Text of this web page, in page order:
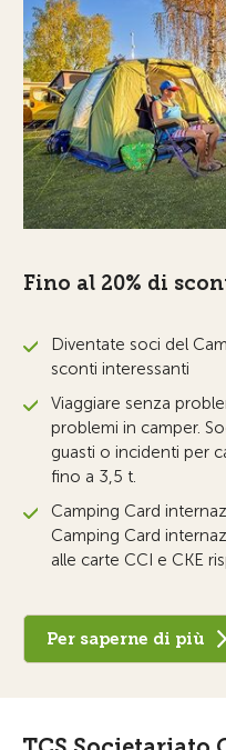
Fino al 20% di
Diventate soci del
sconti interessanti
Viaggiare senza
problemi in camper.
guasti o incidenti per
fino a 3,5 t.
Camping Card
Camping Card
alle carte CCI e CKE
Per saperne di più